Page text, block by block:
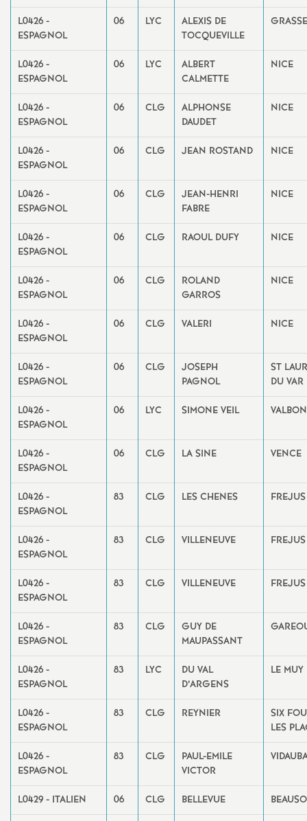
L0426 -
ESPAGNOL
06 LYC
ALEXIS DE
TOCQUEVILLE
GRASSE
L0426 -
ESPAGNOL
06 LYC
ALBERT
CALMETTE
NICE
L0426 -
ESPAGNOL
06 CLG
ALPHONSE
DAUDET
NICE
L0426 -
ESPAGNOL
06 CLG JEAN ROSTAND NICE
L0426 -
ESPAGNOL
06 CLG
JEAN-HENRI
FABRE
NICE
L0426 -
ESPAGNOL
06 CLG RAOUL DUFY NICE
L0426 -
ESPAGNOL
06 CLG
ROLAND
GARROS
NICE
L0426 -
ESPAGNOL
06 CLG VALERI NICE
L0426 -
ESPAGNOL
06 CLG
JOSEPH
PAGNOL
ST
DU VAR
L0426 -
ESPAGNOL
06 LYC SIMONE VEIL
L0426 -
ESPAGNOL
06 CLG LA SINE VENCE
L0426 -
ESPAGNOL
83 CLG LES CHENES FREJUS
L0426 -
ESPAGNOL
83 CLG VILLENEUVE FREJUS
L0426 -
ESPAGNOL
83 CLG VILLENEUVE FREJUS
L0426 -
ESPAGNOL
83 CLG
GUY DE
MAUPASSANT
L0426 -
ESPAGNOL
83 LYC
DU VAL
D’ARGENS
LE MUY
L0426 -
ESPAGNOL
83 CLG REYNIER
SIX
LES
L0426 -
ESPAGNOL
83 CLG
PAUL-EMILE
VICTOR
L0429 - ITALIEN 06 CLG BELLEVUE